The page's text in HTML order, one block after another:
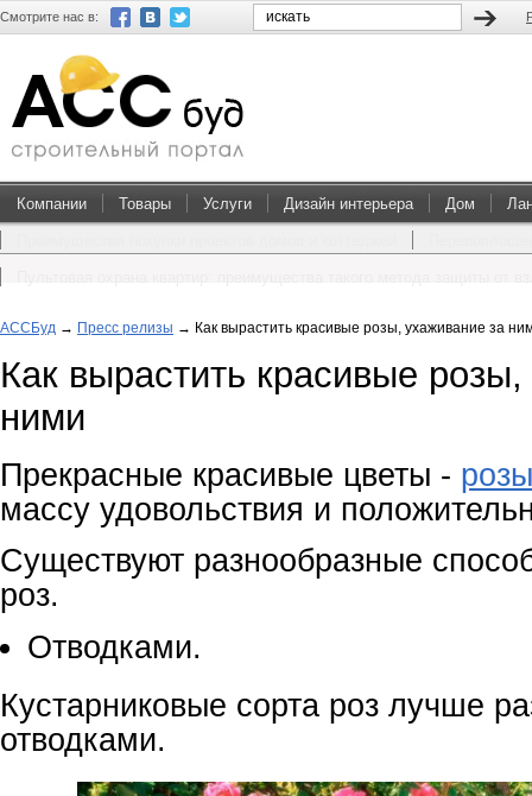
Смотрите нас в:
Компании Товары Услуги Дизайн интерьера Дом
АССБуд → Пресс релизы → Как вырастить красивые розы, ухаживание за
Как вырастить красивые
ними
Прекрасные красивые цветы - розы
массу удовольствия и
Существуют разнообразные
роз.
Отводками.
Кустарниковые сорта роз лучше
отводками.